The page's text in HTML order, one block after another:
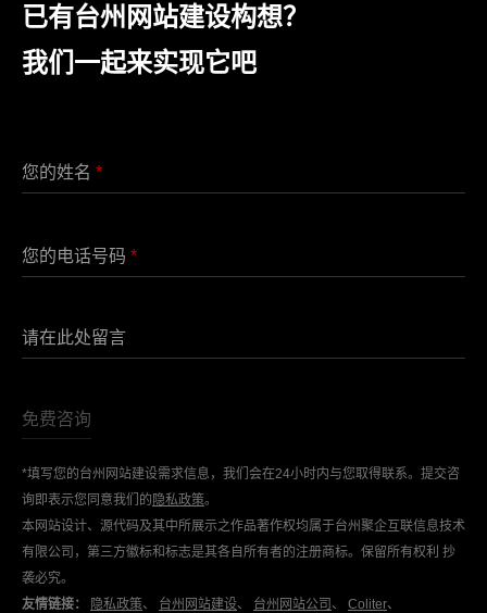
已有台州网站建设构想？
我们一起来实现它吧
您的姓名 *
您的电话号码 *
请在此处留言
*填写您的台州网站建设需求信息，我们会在24小时内与您取得联系。提交咨
询即表示您同意我们的 隐私政策。
本网站设计、源代码及其中所展示之作品著作权均属于台州聚企互联信息技术
有限公司，第三方徽标和标志是其各自所有者的注册商标。保留所有权利 抄
袭必究。
友情链接：
隐私政策、 台州网站建设、 台州网站公司 、 Coliter、